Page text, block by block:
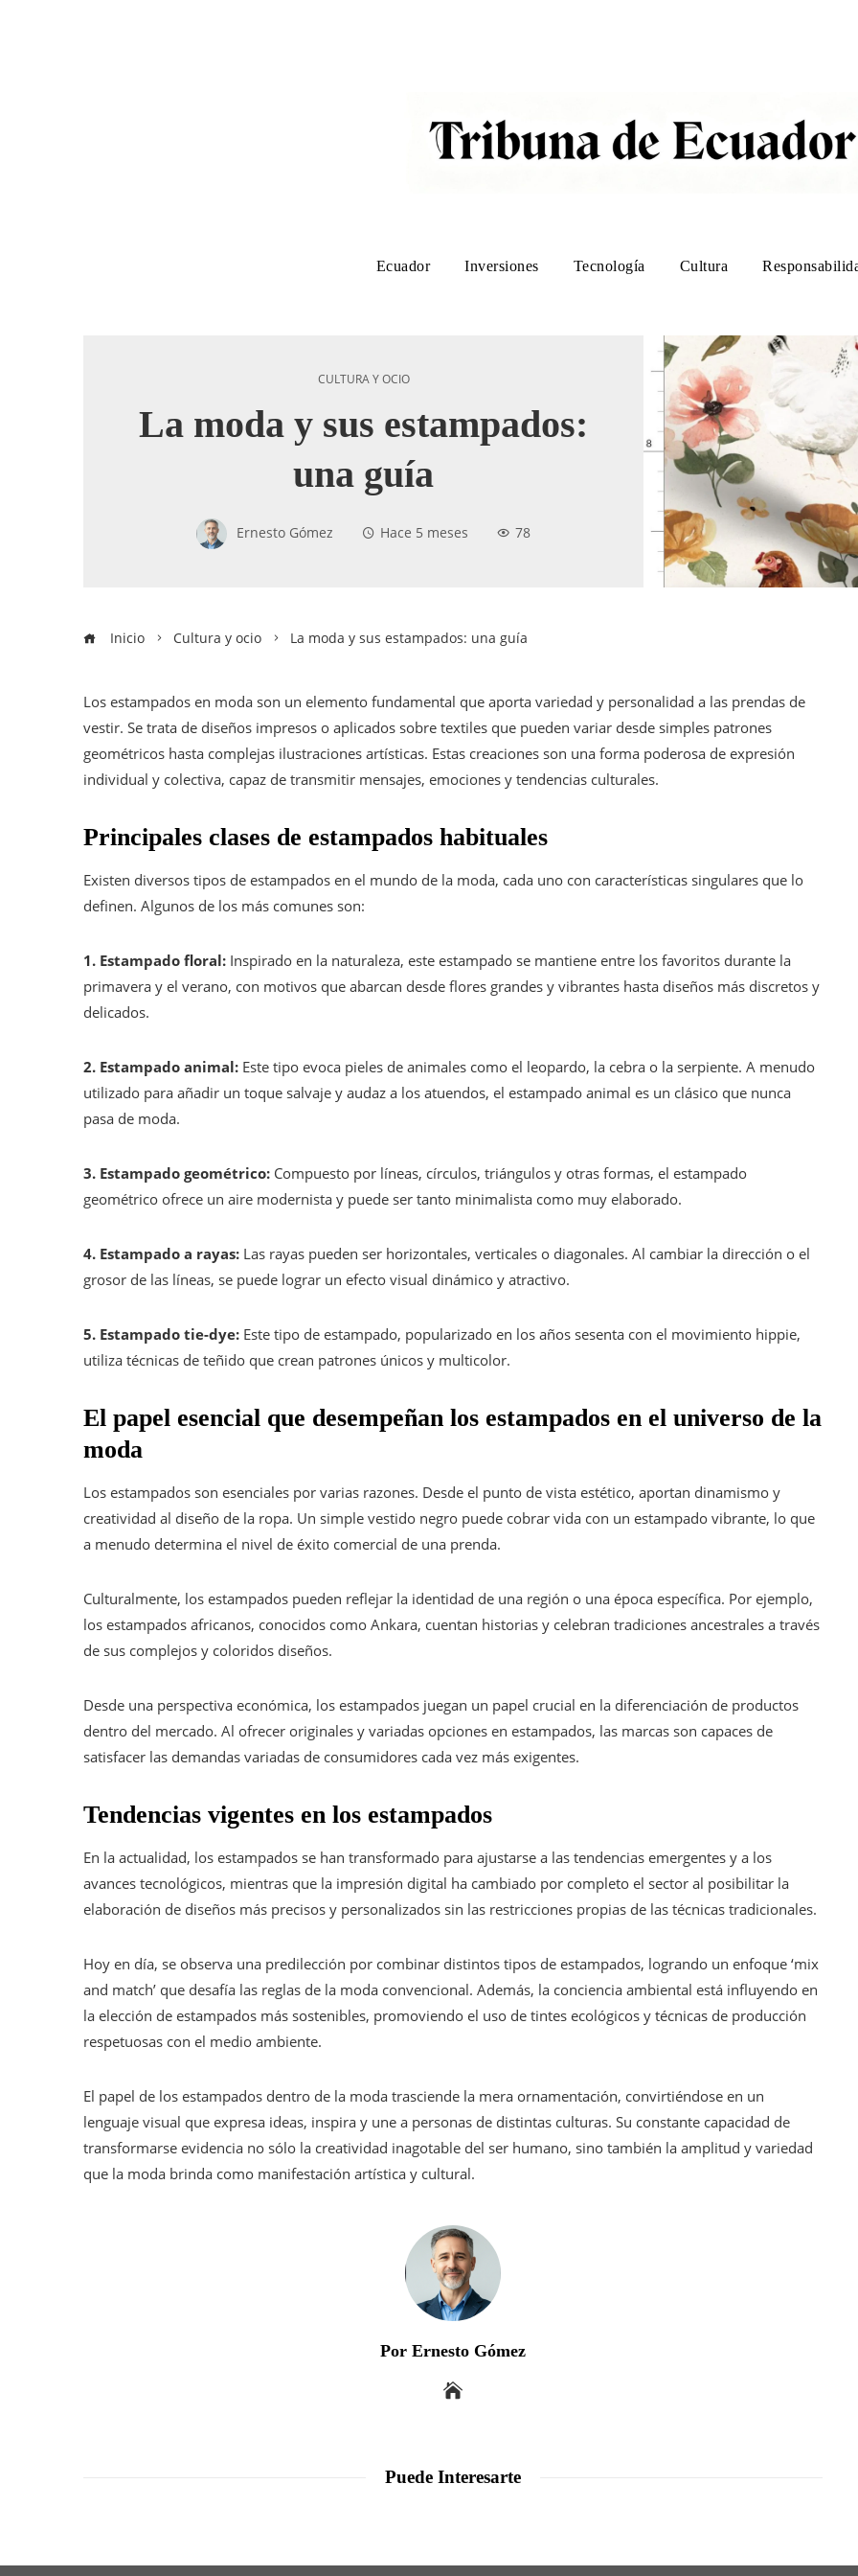
Ecuador Inversiones Tecnología Cultura
CULTURA Y OCIO
La moda y sus estampados:
una guía
Ernesto Gómez Hace 5 meses 78
Inicio Cultura y ocio La moda y sus estampados: una guía
Los estampados en moda son un elemento fundamental que aporta variedad y personalidad a las prendas de
vestir. Se trata de diseños impresos o aplicados sobre textiles que pueden variar desde simples patrones
geométricos hasta complejas ilustraciones artísticas. Estas creaciones son una forma poderosa de expresión
individual y colectiva, capaz de transmitir mensajes, emociones y tendencias culturales.
Principales clases de estampados habituales
Existen diversos tipos de estampados en el mundo de la moda, cada uno con características singulares que lo
definen. Algunos de los más comunes son:
1. Estampado floral: Inspirado en la naturaleza, este estampado se mantiene entre los favoritos durante la
primavera y el verano, con motivos que abarcan desde flores grandes y vibrantes hasta diseños más discretos y
delicados.
2. Estampado animal: Este tipo evoca pieles de animales como el leopardo, la cebra o la serpiente. A menudo
utilizado para añadir un toque salvaje y audaz a los atuendos, el estampado animal es un clásico que nunca
pasa de moda.
3. Estampado geométrico: Compuesto por líneas, círculos, triángulos y otras formas, el estampado
geométrico ofrece un aire modernista y puede ser tanto minimalista como muy elaborado.
4. Estampado a rayas: Las rayas pueden ser horizontales, verticales o diagonales. Al cambiar la dirección o el
grosor de las líneas, se puede lograr un efecto visual dinámico y atractivo.
5. Estampado tie-dye: Este tipo de estampado, popularizado en los años sesenta con el movimiento hippie,
utiliza técnicas de teñido que crean patrones únicos y multicolor.
El papel esencial que desempeñan los estampados en el universo de la
moda
Los estampados son esenciales por varias razones. Desde el punto de vista estético, aportan dinamismo y
creatividad al diseño de la ropa. Un simple vestido negro puede cobrar vida con un estampado vibrante, lo que
a menudo determina el nivel de éxito comercial de una prenda.
Culturalmente, los estampados pueden reflejar la identidad de una región o una época específica. Por ejemplo,
los estampados africanos, conocidos como Ankara, cuentan historias y celebran tradiciones ancestrales a través
de sus complejos y coloridos diseños.
Desde una perspectiva económica, los estampados juegan un papel crucial en la diferenciación de productos
dentro del mercado. Al ofrecer originales y variadas opciones en estampados, las marcas son capaces de
satisfacer las demandas variadas de consumidores cada vez más exigentes.
Tendencias vigentes en los estampados
En la actualidad, los estampados se han transformado para ajustarse a las tendencias emergentes y a los
avances tecnológicos, mientras que la impresión digital ha cambiado por completo el sector al posibilitar la
elaboración de diseños más precisos y personalizados sin las restricciones propias de las técnicas tradicionales.
Hoy en día, se observa una predilección por combinar distintos tipos de estampados, logrando un enfoque ‘mix
and match’ que desafía las reglas de la moda convencional. Además, la conciencia ambiental está influyendo en
la elección de estampados más sostenibles, promoviendo el uso de tintes ecológicos y técnicas de producción
respetuosas con el medio ambiente.
El papel de los estampados dentro de la moda trasciende la mera ornamentación, convirtiéndose en un
lenguaje visual que expresa ideas, inspira y une a personas de distintas culturas. Su constante capacidad de
transformarse evidencia no sólo la creatividad inagotable del ser humano, sino también la amplitud y variedad
que la moda brinda como manifestación artística y cultural.
Por Ernesto Gómez
Puede Interesarte